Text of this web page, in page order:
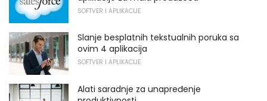
SOFTVER I APLIKACIJE
Slanje besplatnih tekstualnih poruka sa
ovim 4 aplikacija
SOFTVER I APLIKACIJE
Alati saradnje za unapređenje